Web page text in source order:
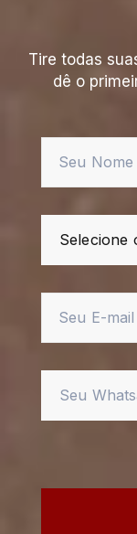
Tire todas
dê o